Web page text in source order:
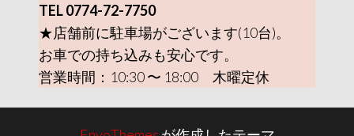
TEL 0774-72-7750
★店舗前に駐車場がございます(10台)。
お車での持ち込みも安心です。
営業時間：10:30 〜 18:00 木曜定休